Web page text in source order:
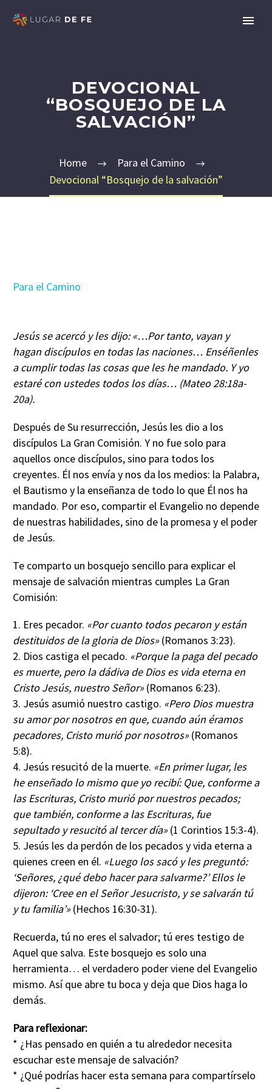
DEVOCIONAL
“BOSQUEJO DE LA
SALVACIÓN”
Home
Para el Camino
Devocional “Bosquejo de la salvación”
Para el Camino
Jesús se acercó y les dijo: «…Por tanto, vayan y
hagan discípulos en todas las naciones… Enséñenles
a cumplir todas las cosas que les he mandado. Y yo
estaré con ustedes todos los días… (Mateo 28:18a-
20a).
Después de Su resurrección, Jesús les dio a los
discípulos La Gran Comisión. Y no fue solo para
aquellos once discípulos, sino para todos los
creyentes. Él nos envía y nos da los medios: la Palabra,
el Bautismo y la enseñanza de todo lo que Él nos ha
mandado. Por eso, compartir el Evangelio no depende
de nuestras habilidades, sino de la promesa y el poder
de Jesús.
Te comparto un bosquejo sencillo para explicar el
mensaje de salvación mientras cumples La Gran
Comisión:
1. Eres pecador. «Por cuanto todos pecaron y están
destituidos de la gloria de Dios» (Romanos 3:23).
2. Dios castiga el pecado. «Porque la paga del pecado
es muerte, pero la dádiva de Dios es vida eterna en
Cristo Jesús, nuestro Señor» (Romanos 6:23).
3. Jesús asumió nuestro castigo. «Pero Dios muestra
su amor por nosotros en que, cuando aún éramos
pecadores, Cristo murió por nosotros» (Romanos
5:8).
4. Jesús resucitó de la muerte. «En primer lugar, les
he enseñado lo mismo que yo recibí: Que, conforme a
las Escrituras, Cristo murió por nuestros pecados;
que también, conforme a las Escrituras, fue
sepultado y resucitó al tercer día» (1 Corintios 15:3-4).
5. Jesús les da perdón de los pecados y vida eterna a
quienes creen en él. «Luego los sacó y les preguntó:
‘Señores, ¿qué debo hacer para salvarme?’ Ellos le
dijeron: ‘Cree en el Señor Jesucristo, y se salvarán tú
y tu familia’» (Hechos 16:30-31).
Recuerda, tú no eres el salvador; tú eres testigo de
Aquel que salva. Este bosquejo es solo una
herramienta… el verdadero poder viene del Evangelio
mismo. Así que abre tu boca y deja que Dios haga lo
demás.
Para reflexionar:
* ¿Has pensado en quién a tu alrededor necesita
escuchar este mensaje de salvación?
* ¿Qué podrías hacer esta semana para compartírselo